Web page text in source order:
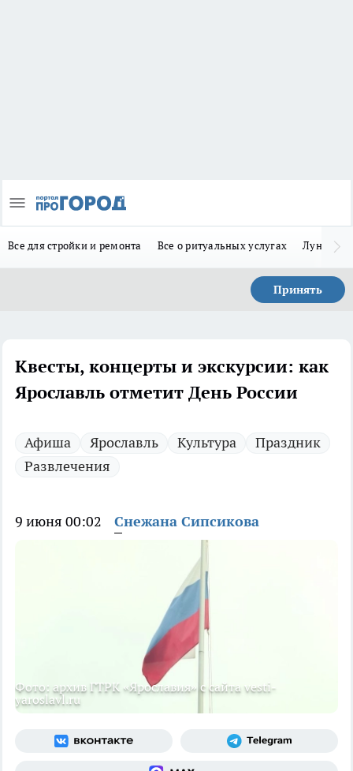
Все для стройки и ремонта Все о ритуальных услугах Лунно-
Принять
Квесты, концерты и экскурсии: как
Ярославль отметит День России
Афиша Ярославль Культура
Праздник
Развлечения
9 июня 00:02 Снежана Сипсикова
Фото: архив ГТРК «Ярославия» с сайта vesti-
yaroslavl.ru